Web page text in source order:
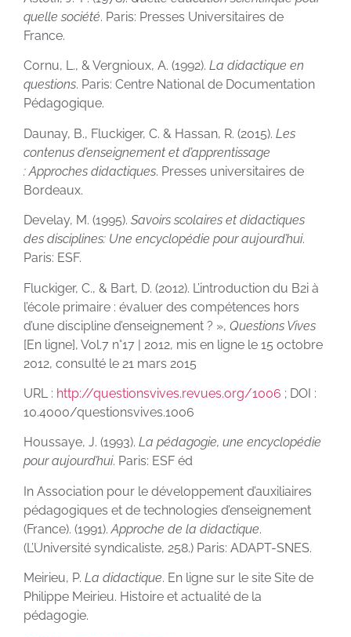
quelle société. Paris: Presses Universitaires de
France.
Cornu, L., & Vergnioux, A. (1992). La didactique en
questions. Paris: Centre National de Documentation
Pédagogique.
Daunay, B., Fluckiger, C. & Hassan, R. (2015). Les
contenus d’enseignement et d’apprentissage
:Approches didactiques. Presses universitaires de
Bordeaux.
Develay, M. (1995). Savoirs scolaires et didactiques
des disciplines: Une encyclopédie pouraujourd’hui.
Paris: ESF.
Fluckiger, C., & Bart, D. (2012). L’introduction du B2i à
l’école primaire : évaluer des compétences hors
d’une discipline d’enseignement ? », Questions Vives
[En ligne], Vol.7 n°17 | 2012, mis en ligne le 15 octobre
2012, consulté le 21 mars 2015
URL : http://questionsvives.revues.org/1006 ; DOI :
10.4000/questionsvives.1006
Houssaye, J. (1993). La pédagogie, une encyclopédie
pour aujourd’hui. Paris: ESF éd
In Association pour le développement d’auxiliaires
pédagogiques et de technologies d’enseignement
(France). (1991).Approche de la didactique.
(L’Université syndicaliste, 258.) Paris: ADAPT-SNES.
Meirieu, P. La didactique. En ligne sur le site Site de
Philippe Meirieu. Histoire et actualité de la
pédagogie.